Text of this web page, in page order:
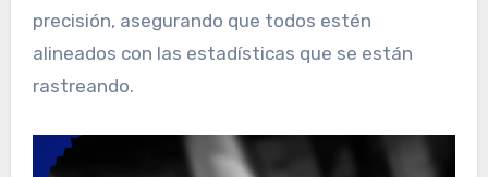
precisión, asegurando que todos estén
alineados con las estadísticas que se están
rastreando.